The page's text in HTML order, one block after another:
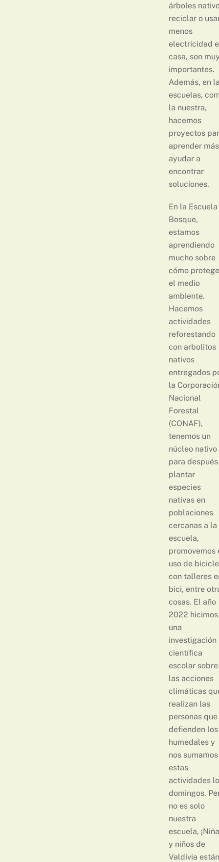
árboles
reciclar o
menos
electricidad
casa, son
importantes.
Además, en
escuelas,
la nuestra,
hacemos
proyectos
aprender
ayudar a
encontrar
soluciones.
En la Escuela
Bosque,
estamos
aprendiendo
mucho sobre
cómo
el medio
ambiente.
Hacemos
actividades
reforestando
con arbolitos
nativos
entregados
la
Nacional
Forestal
(CONAF),
tenemos un
núcleo nativo
para después
plantar
especies
nativas en
poblaciones
cercanas a la
escuela,
promovemos
uso de
con talleres
bici, entre
cosas. El año
2022 hicimos
una
investigación
científica
escolar sobre
las acciones
climáticas
realizan las
personas que
defienden los
humedales y
nos
estas
actividades
domingos.
no es solo
nuestra
escuela,
y niños de
Valdivia están